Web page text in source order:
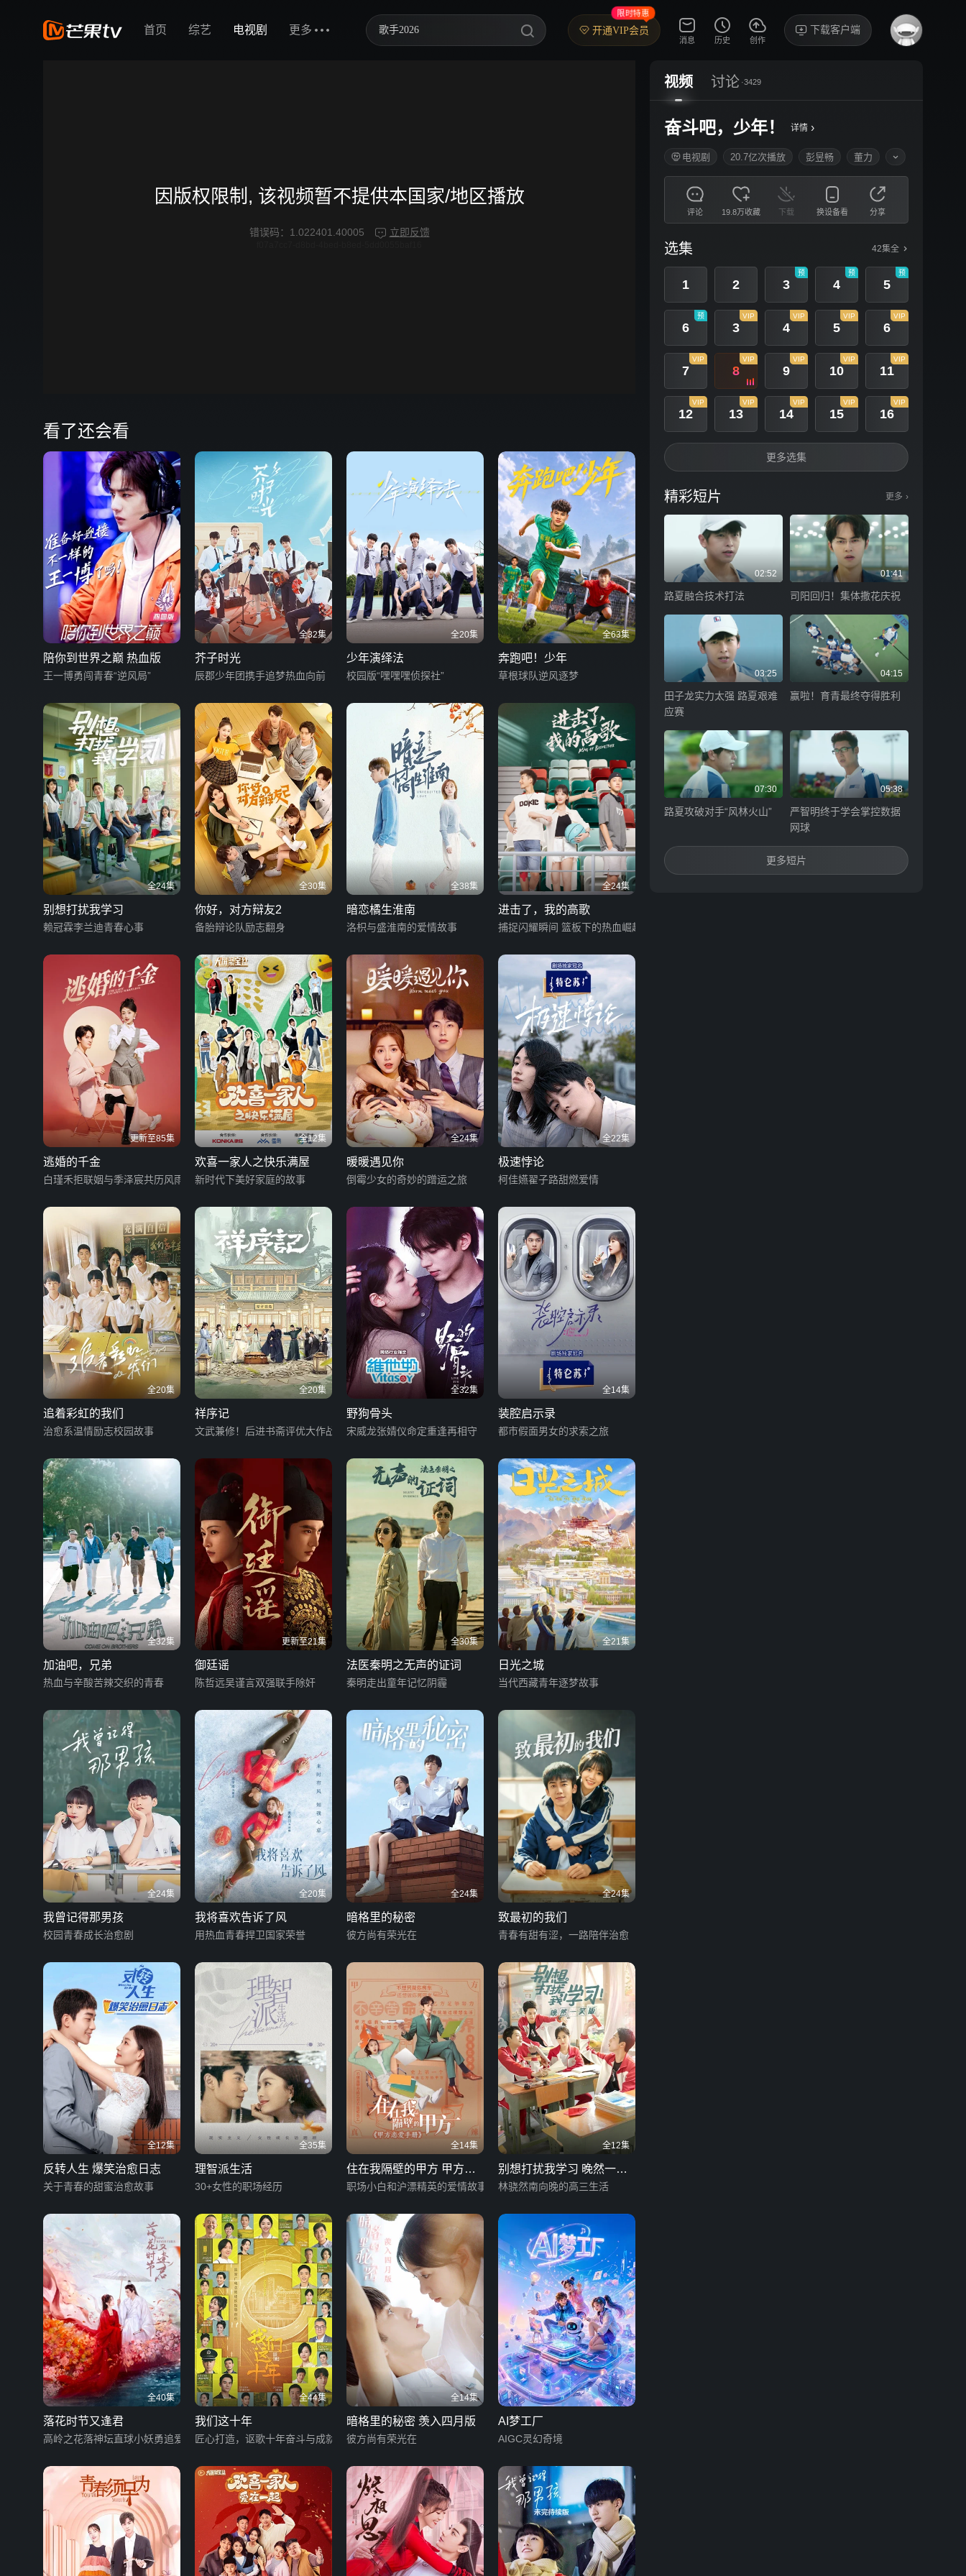
首页 综艺 电视剧 更多 歌手2026
忙忙碌碌寻宝藏2
开通VIP会员
限时特惠
消息 历史 创作
下载客户端
因版权限制, 该视频暂不提供本国家/地区播放
错误码： 1.022401.40005 立即反馈
看了还会看
陪你到世界之巅 热血版
王一博勇闯青春“逆风局”
全32集
芥子时光
辰郡少年团携手追梦热血向前
全20集
少年演绎法
校园版“嘿嘿嘿侦探社”
全63集
奔跑吧！少年
草根球队逆风逐梦
全24集
别想打扰我学习
赖冠霖李兰迪青春心事
全30集
你好，对方辩友2
备胎辩论队励志翻身
全38集
暗恋橘生淮南
洛枳与盛淮南的爱情故事
全24集
进击了，我的高歌
捕捉闪耀瞬间 篮板下的热血崛起
更新至85集
逃婚的千金
白瑾禾拒联姻与季泽宸共历风雨
全12集
欢喜一家人之快乐满屋
新时代下美好家庭的故事
全24集
暖暖遇见你
倒霉少女的奇妙的蹭运之旅
全22集
极速悖论
柯佳嬿翟子路甜燃爱情
全20集
追着彩虹的我们
治愈系温情励志校园故事
全20集
祥序记
文武兼修！后进书斋评优大作战
全32集
野狗骨头
宋威龙张婧仪命定重逢再相守
全14集
装腔启示录
都市假面男女的求索之旅
全32集
加油吧，兄弟
热血与辛酸苦辣交织的青春
更新至21集
御廷谣
陈哲远吴谨言双强联手除奸
全30集
法医秦明之无声的证词
秦明走出童年记忆阴霾
全21集
日光之城
当代西藏青年逐梦故事
全24集
我曾记得那男孩
校园青春成长治愈剧
全20集
我将喜欢告诉了风
用热血青春捍卫国家荣誉
全24集
暗格里的秘密
彼方尚有荣光在
全24集
致最初的我们
青春有甜有涩，一路陪伴治愈
全12集
反转人生 爆笑治愈日志
关于青春的甜蜜治愈故事
全35集
理智派生活
30+女性的职场经历
全14集
住在我隔壁的甲方 甲方恋
爱手册
职场小白和沪漂精英的爱情故事
全12集
别想打扰我学习 晚然一笑
版
林骁然南向晚的高三生活
全40集
落花时节又逢君
高岭之花落神坛直球小妖勇追爱
全44集
我们这十年
匠心打造，讴歌十年奋斗与成就
全14集
暗格里的秘密 羡入四月版
彼方尚有荣光在
AI梦工厂
AIGC灵幻奇境
视频 讨论 ·3429
奋斗吧，少年！ 详情 ›
电视剧 20.7亿次播放 彭昱畅 董力
评论 19.8万收藏 下载 换设备看 分享
选集 42集全
1 2 3
预
4
预
5
预
6
预
3
VIP
4
VIP
5
VIP
6
VIP
7
VIP
8
VIP
9
VIP
10
VIP
11
VIP
12
VIP
13
VIP
14
VIP
15
VIP
16
VIP
更多选集
精彩短片 更多 ›
02:52
路夏融合技术打法
01:41
司阳回归！集体撒花庆祝
03:25
田子龙实力太强 路夏艰难
应赛
04:15
赢啦！育青最终夺得胜利
07:30
路夏攻破对手“风林火山”
05:38
严智明终于学会掌控数据
网球
更多短片